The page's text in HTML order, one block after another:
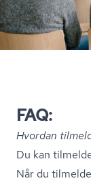
FAQ:
Hvordan
Du kan
Når du